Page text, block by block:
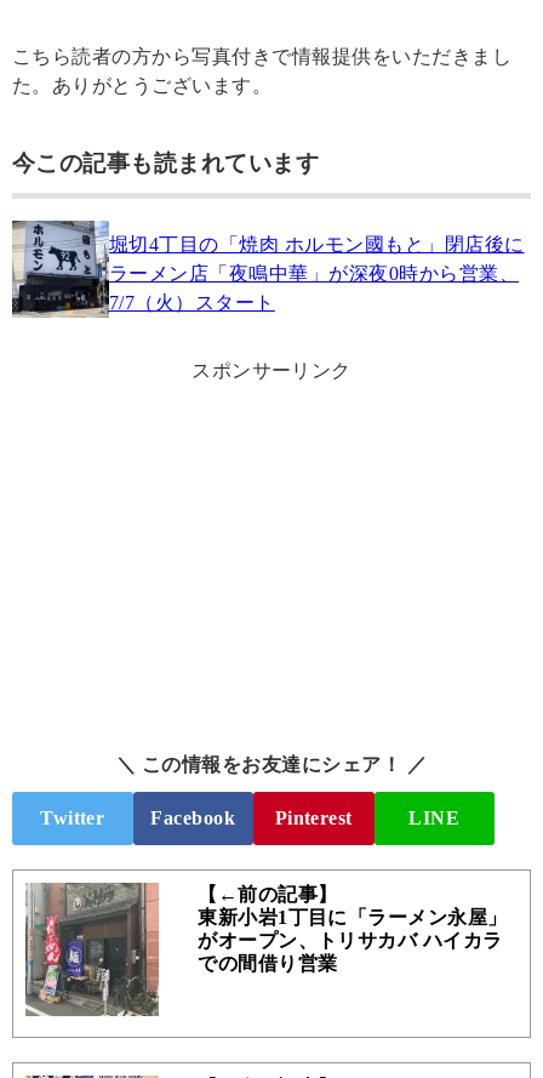
こちら読者の方から写真付きで情報提供をいただきまし
た。ありがとうございます。
今この記事も読まれています
堀切4丁目の「焼肉 ホルモン國もと」閉店後に
ラーメン店「夜鳴中華」が深夜0時から営業、
7/7（火）スタート
スポンサーリンク
＼ この情報をお友達にシェア！ ／
Twitter Facebook Pinterest LINE
【←前の記事】
東新小岩1丁目に「ラーメン永屋」
がオープン、トリサカバ ハイカラ
での間借り営業